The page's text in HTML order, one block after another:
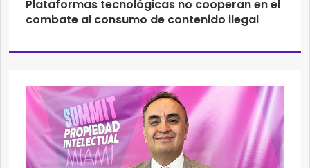
Plataformas tecnológicas no cooperan en el
combate al consumo de contenido ilegal